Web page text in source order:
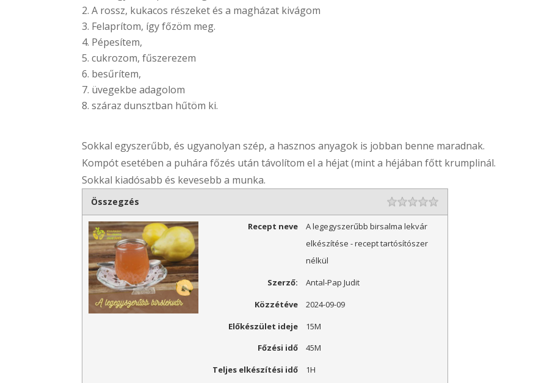
A rossz, kukacos részeket és a magházat kivágom
Felaprítom, így főzöm meg.
Pépesítem,
cukrozom, fűszerezem
besűrítem,
üvegekbe adagolom
száraz dunsztban hűtöm ki.
Sokkal egyszerűbb, és ugyanolyan szép, a hasznos anyagok is jobban benne maradnak.
Kompót esetében a puhára főzés után távolítom el a héjat (mint a héjában főtt krumplinál.
Sokkal kiadósabb és kevesebb a munka.
Összegzés Rating
Recept neve
A legegyszerűbb birsalma lekvár
elkészítése - recept tartósítószer
nélkül
Szerző:
Antal-Pap Judit
Közzétéve
2024-09-09
Előkészület ideje
15M
Főzési idő
45M
Teljes elkészítési idő
1H